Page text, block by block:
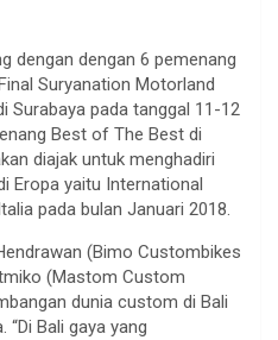
dengan dengan 6 pemenang
Suryanation Motorland
Surabaya pada tanggal 11-12
Best of The Best di
diajak untuk menghadiri
Eropa yaitu International
pada bulan Januari 2018.
(Bimo Custombikes
(Mastom Custom
dunia custom di Bali
“Di Bali gaya yang